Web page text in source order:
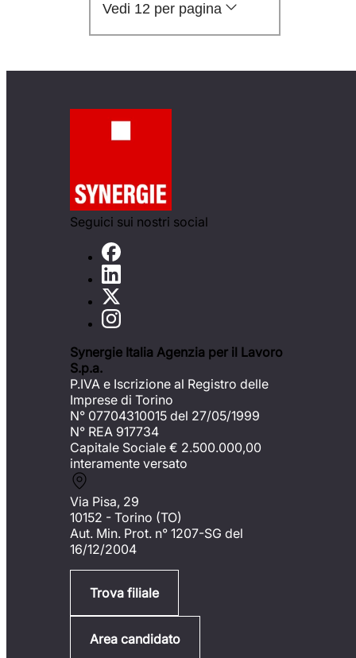
Vedi 12 per pagina
Seguici sui nostri social
Synergie Italia Agenzia per il Lavoro
S.p.a.
P.IVA e Iscrizione al Registro delle
Imprese di Torino
N° 07704310015 del 27/05/1999
N° REA 917734
Capitale Sociale € 2.500.000,00
interamente versato
Via Pisa, 29
10152 - Torino (TO)
Aut. Min. Prot. n° 1207-SG del
16/12/2004
Trova filiale
Area candidato